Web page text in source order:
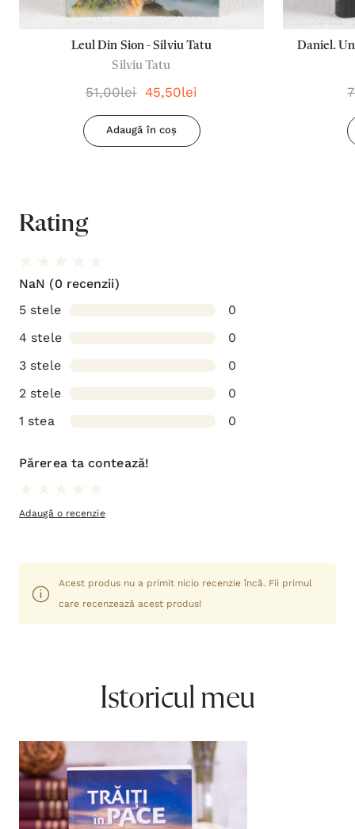
Leul Din Sion - Silviu Tatu
Silviu Tatu
51,00lei 45,50lei
Adaugă în coș
Daniel.
Rating
NaN (0 recenzii)
5 stele
0
4 stele
0
3 stele
0
2 stele
0
1 stea
0
Părerea ta contează!
Adaugă o recenzie
Acest produs nu a primit nicio recenzie încă. Fii primul
care recenzează acest produs!
Istoricul meu